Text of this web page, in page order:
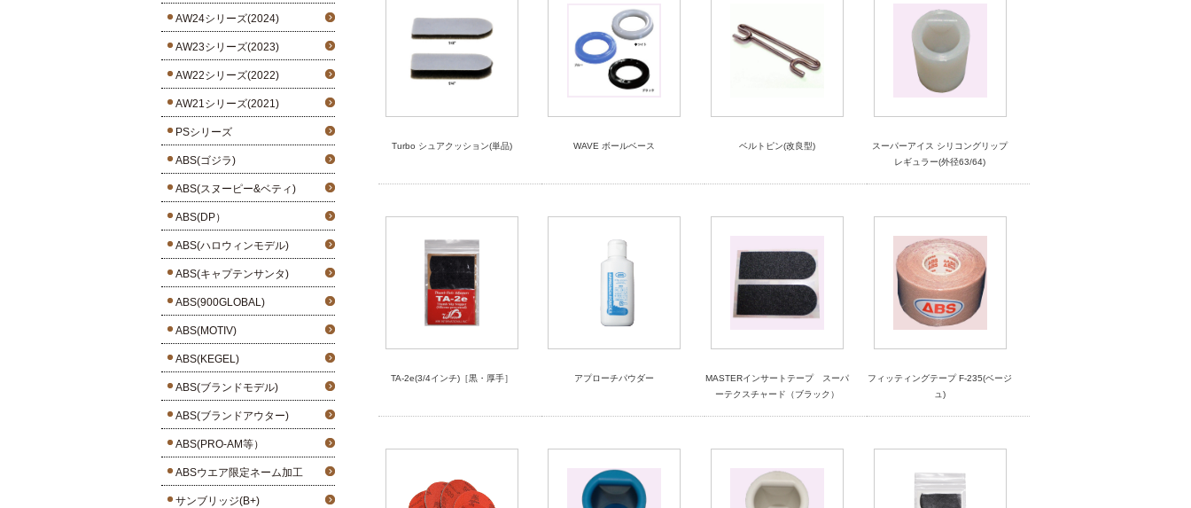
AW24シリーズ(2024)
AW23シリーズ(2023)
AW22シリーズ(2022)
AW21シリーズ(2021)
PSシリーズ
ABS(ゴジラ)
ABS(スヌーピー&ベティ)
ABS(DP）
ABS(ハロウィンモデル)
ABS(キャプテンサンタ)
ABS(900GLOBAL)
ABS(MOTIV)
ABS(KEGEL)
ABS(ブランドモデル)
ABS(ブランドアウター)
ABS(PRO-AM等）
ABSウエア限定ネーム加工
サンブリッジ(B+)
Turbo シュアクッション(単品) WAVE ボールベース ベルトピン(改良型)
スーパーアイス シリコングリップ
レギュラー(外径63/64)
TA-2e(3/4インチ)［黒・厚手］ アプローチパウダー
MASTERインサートテープ スーパ
ーテクスチャード（ブラック）
フィッティングテープ F-235(ベージ
ュ)